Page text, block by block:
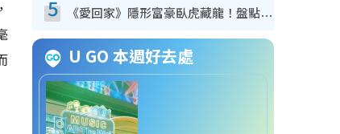
5 《愛回家》隱形富豪臥虎藏龍！盤點12位財氣逼人的有錢藝人：呢位靚女3億身家唔憂做
U GO 本週好去處